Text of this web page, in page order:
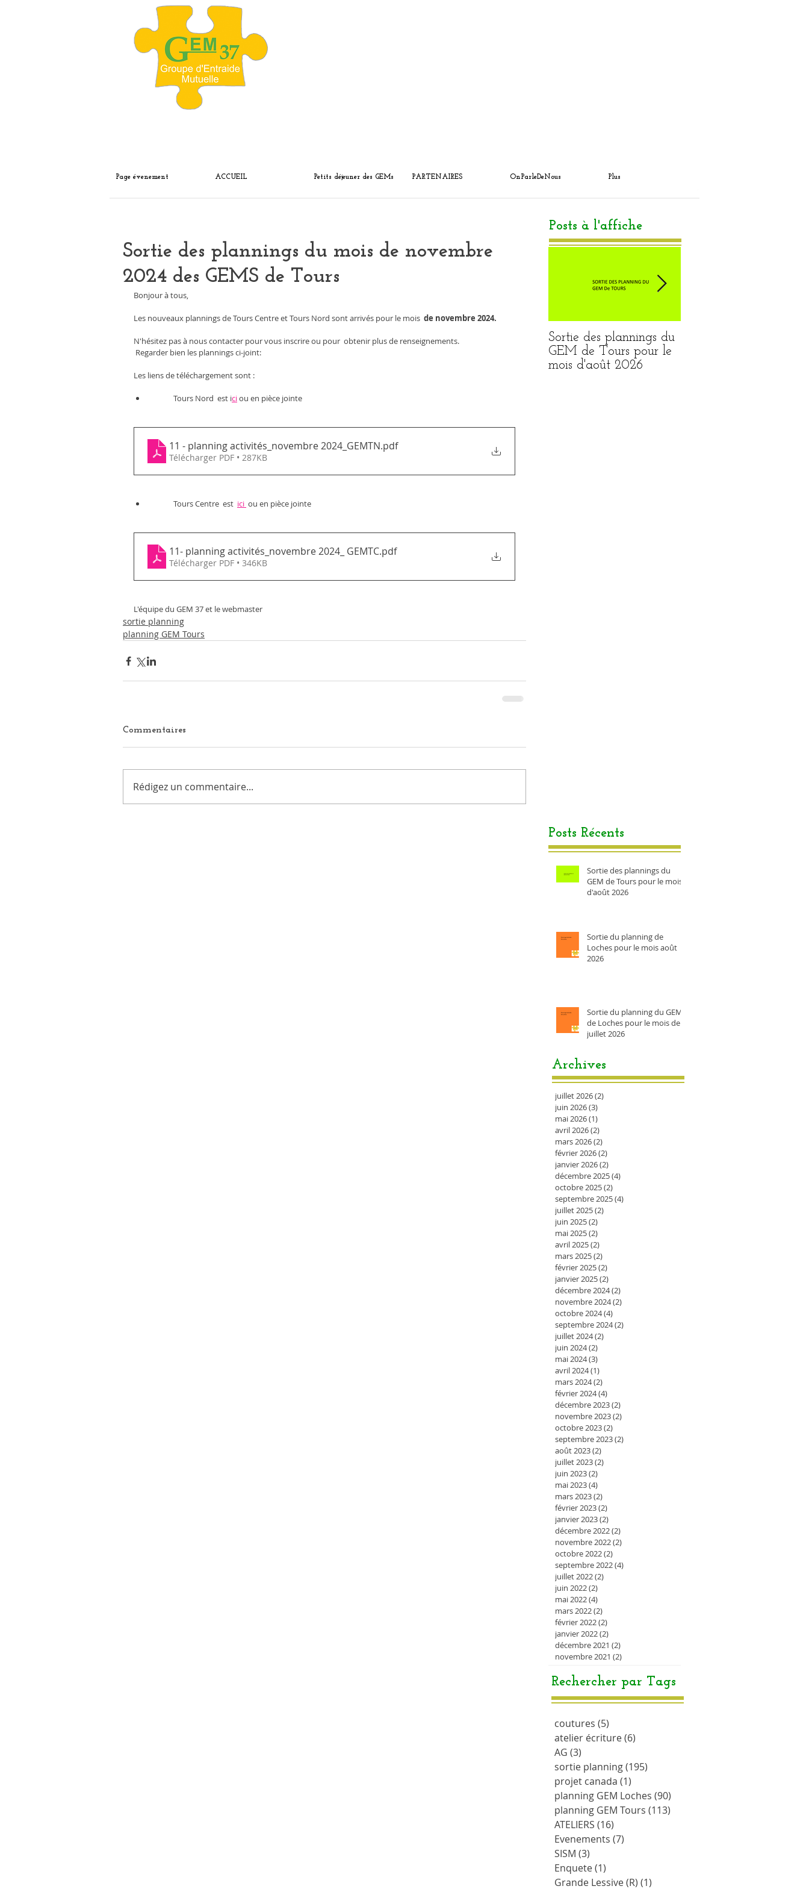
Page évenement ACCUEIL Petits déjeuner des GEMs PARTENAIRES OnParleDeNous Plus
Sortie des plannings du mois de novembre
2024 des GEMS de Tours
Bonjour à tous,
Les nouveaux plannings de Tours Centre et Tours Nord sont arrivés pour le mois de novembre 2024.
N'hésitez pas à nous contacter pour vous inscrire ou pour  obtenir plus de renseignements.
Regarder bien les plannings ci-joint:
Les liens de téléchargement sont :
	Tours Nord  est i
ci ou en pièce jointe
11 - planning activités_novembre 2024_GEMTN.pdf
Télécharger PDF • 287KB
	Tours Centre  est
ici ou en pièce jointe
11- planning activités_novembre 2024_ GEMTC.pdf
Télécharger PDF • 346KB
L'équipe du GEM 37 et le webmaster
sortie planning
planning GEM Tours
Commentaires
Rédigez un commentaire...
Posts à l'affiche
Sortie des plannings du
GEM de Tours pour le
mois d'août 2026
Posts Récents
Sortie des plannings du
GEM de Tours pour le mois
d'août 2026
Sortie du planning de
Loches pour le mois août
2026
Sortie du planning du GEM
de Loches pour le mois de
juillet 2026
Archives
juillet 2026(2)
juin 2026(3)
mai 2026(1)
avril 2026(2)
mars 2026(2)
février 2026(2)
janvier 2026(2)
décembre 2025(4)
octobre 2025(2)
septembre 2025(4)
juillet 2025(2)
juin 2025(2)
mai 2025(2)
avril 2025(2)
mars 2025(2)
février 2025(2)
janvier 2025(2)
décembre 2024(2)
novembre 2024(2)
octobre 2024(4)
septembre 2024(2)
juillet 2024(2)
juin 2024(2)
mai 2024(3)
avril 2024(1)
mars 2024(2)
février 2024(4)
décembre 2023(2)
novembre 2023(2)
octobre 2023(2)
septembre 2023(2)
août 2023(2)
juillet 2023(2)
juin 2023(2)
mai 2023(4)
mars 2023(2)
février 2023(2)
janvier 2023(2)
décembre 2022(2)
novembre 2022(2)
octobre 2022(2)
septembre 2022(4)
juillet 2022(2)
juin 2022(2)
mai 2022(4)
mars 2022(2)
février 2022(2)
janvier 2022(2)
décembre 2021 (2)
novembre 2021 (2)
Rechercher par Tags
coutures (5)
atelier écriture(6)
AG (3)
sortie planning(195)
projet canada (1)
planning GEM Loches (90)
planning GEM Tours (113)
ATELIERS (16)
Evenements (7)
SISM (3)
Enquete(1)
Grande Lessive (R) (1)